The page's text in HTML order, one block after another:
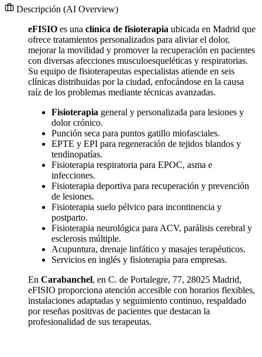
Descripción (AI Overview)
eFISIO es una clínica de fisioterapia ubicada en Madrid que
ofrece tratamientos personalizados para aliviar el dolor,
mejorar la movilidad y promover la recuperación en pacientes
con diversas afecciones musculoesqueléticas y respiratorias.
Su equipo de fisioterapeutas especialistas atiende en seis
clínicas distribuidas por la ciudad, enfocándose en la causa
raíz de los problemas mediante técnicas avanzadas.
Fisioterapia general y personalizada para lesiones y
dolor crónico.
Punción seca para puntos gatillo miofasciales.
EPTE y EPI para regeneración de tejidos blandos y
tendinopatías.
Fisioterapia respiratoria para EPOC, asma e
infecciones.
Fisioterapia deportiva para recuperación y prevención
de lesiones.
Fisioterapia suelo pélvico para incontinencia y
postparto.
Fisioterapia neurológica para ACV, parálisis cerebral y
esclerosis múltiple.
Acupuntura, drenaje linfático y masajes terapéuticos.
Servicios en inglés y fisioterapia para empresas.
En Carabanchel, en C. de Portalegre, 77, 28025 Madrid,
eFISIO proporciona atención accesible con horarios flexibles,
instalaciones adaptadas y seguimiento continuo, respaldado
por reseñas positivas de pacientes que destacan la
profesionalidad de sus terapeutas.